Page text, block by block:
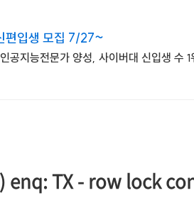
편입생 모집 7/27~
공지능전문가 양성, 사이버대 신입생 수
enq: TX - row lock